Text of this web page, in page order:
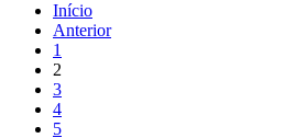
Início
Anterior
1
2
3
4
5